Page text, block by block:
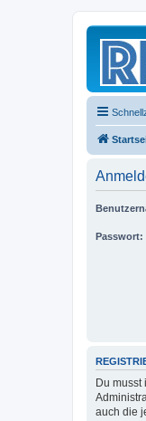
Passwort:
Du musst
auch die